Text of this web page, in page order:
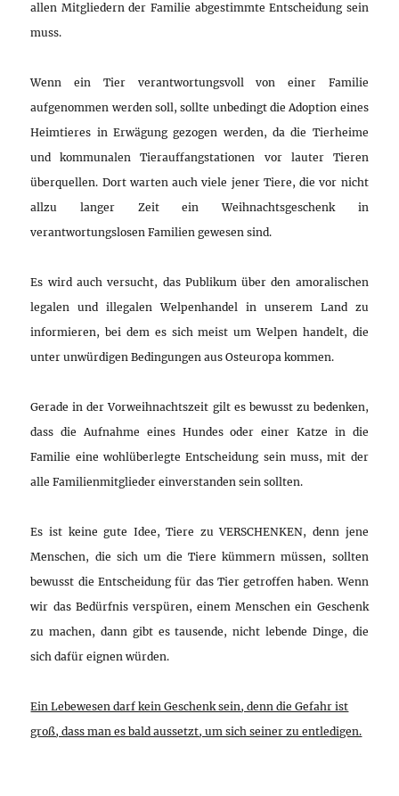
allen Mitgliedern der Familie abgestimmte Entscheidung sein
muss.
Wenn ein Tier verantwortungsvoll von einer Familie
aufgenommen werden soll, sollte unbedingt die Adoption eines
Heimtieres in Erwägung gezogen werden, da die Tierheime
und kommunalen Tierauffangstationen vor lauter Tieren
überquellen. Dort warten auch viele jener Tiere, die vor nicht
allzu langer Zeit ein Weihnachtsgeschenk in
verantwortungslosen Familien gewesen sind.
Es wird auch versucht, das Publikum über den amoralischen
legalen und illegalen Welpenhandel in unserem Land zu
informieren, bei dem es sich meist um Welpen handelt, die
unter unwürdigen Bedingungen aus Osteuropa kommen.
Gerade in der Vorweihnachtszeit gilt es bewusst zu bedenken,
dass die Aufnahme eines Hundes oder einer Katze in die
Familie eine wohlüberlegte Entscheidung sein muss, mit der
alle Familienmitglieder einverstanden sein sollten.
Es ist keine gute Idee, Tiere zu VERSCHENKEN, denn jene
Menschen, die sich um die Tiere kümmern müssen, sollten
bewusst die Entscheidung für das Tier getroffen haben. Wenn
wir das Bedürfnis verspüren, einem Menschen ein Geschenk
zu machen, dann gibt es tausende, nicht lebende Dinge, die
sich dafür eignen würden.
Ein Lebewesen darf kein Geschenk sein, denn die Gefahr ist
groß, dass man es bald aussetzt, um sich seiner zu entledigen.